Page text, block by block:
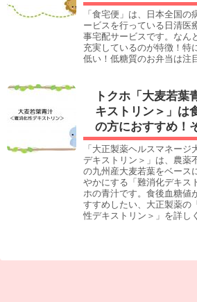
「食宅便」は、日本全国
ービスを行っている日清医
事宅配サービスです。なん
充実しているのが特徴！特
低い！低糖質のお弁当は注
トクホ「大麦若葉
キストリン＞」は
の方におすすめ！
「大正製薬ヘルスマネー
デキストリン＞」は、農薬
の九州産大麦若葉をベース
やかにする「難消化デキス
ホの青汁です。食後血糖値
すすめしたい、大正製薬の
性デキストリン＞」を詳し